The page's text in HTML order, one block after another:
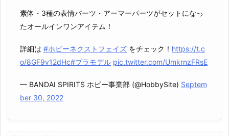
素体・3種の表情パーツ・アーマーパーツがセットになっ
たオールインワンアイテム！
詳細は #ホビーネクストフェイズ をチェック！ https://t.c
o/8GF9v12dHc#プラモデル pic.twitter.com/UmkrnzFRsE
— BANDAI SPIRITS ホビー事業部 (@HobbySite) Septem
ber 30, 2022